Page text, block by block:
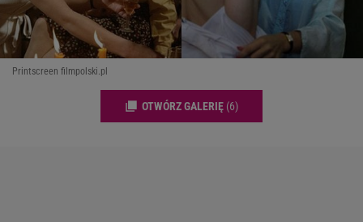
Printscreen filmpolski.pl
OTWÓRZ GALERIĘ (6)